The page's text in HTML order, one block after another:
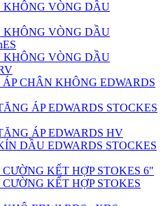
KHÔNG VÒNG DẦU
KHÔNG VÒNG DẦU
KHÔNG VÒNG DẦU
CHÂN KHÔNG EDWARDS
ÁP EDWARDS STOCKES
ÁP EDWARDS HV
DẦU EDWARDS STOCKES
KẾT HỢP STOKES 6"
KẾT HỢP STOKES